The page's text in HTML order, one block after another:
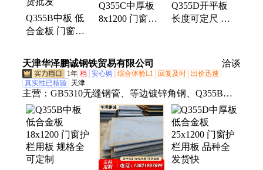
Q355B中板 低
合金板 门窗护
厂家现货批发
Q355C中厚板
8x1200 门窗护
Q355D开平板
长度可定尺 低
天津华泽鹏诚钢铁贸易有限公司
洽谈
1年 档 安心购 综合体验L1 回复及时 出价迅速
真实性已核验 天津
主营： GB5310无缝钢管、等边镀锌角钢、Q355B无
缝钢管、护栏板、空调用紫铜管、Q355B槽钢、7075
铝管、铝合金管、镀锌H型钢、镀锌工字钢、镀锌方
矩管、Q235B镀锌无缝管、镀锌钢管、大口径直缝焊
管、Q235冷拔扁钢、热镀锌无缝钢管、大口径厚壁方
矩管、热镀锌圆管、SUS304不锈钢管、装饰不锈钢